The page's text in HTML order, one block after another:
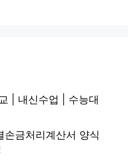
| 내신수업 | 수능대
금처리계산서 양식